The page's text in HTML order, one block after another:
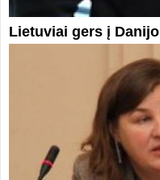
Lietuviai gers į